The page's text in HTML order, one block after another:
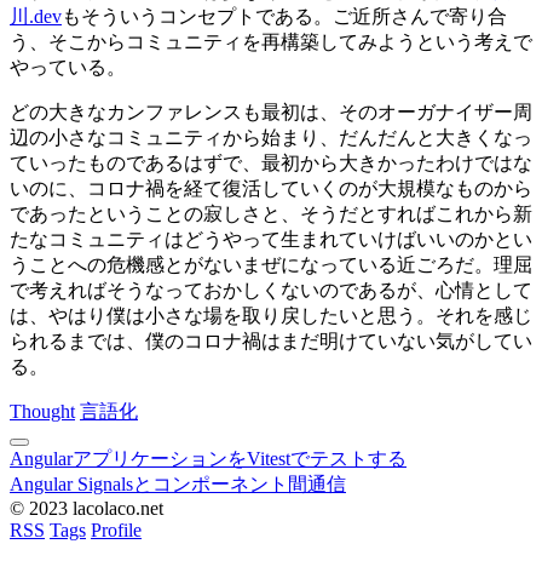
川.devもそういうコンセプトである。ご近所さんで寄り合
う、そこからコミュニティを再構築してみようという考えで
やっている。
どの大きなカンファレンスも最初は、そのオーガナイザー周
辺の小さなコミュニティから始まり、だんだんと大きくなっ
ていったものであるはずで、最初から大きかったわけではな
いのに、コロナ禍を経て復活していくのが大規模なものから
であったということの寂しさと、そうだとすればこれから新
たなコミュニティはどうやって生まれていけばいいのかとい
うことへの危機感とがないまぜになっている近ごろだ。理屈
で考えればそうなっておかしくないのであるが、心情として
は、やはり僕は小さな場を取り戻したいと思う。それを感じ
られるまでは、僕のコロナ禍はまだ明けていない気がしてい
る。
Thought 言語化
AngularアプリケーションをVitestでテストする
Angular Signalsとコンポーネント間通信
© 2023 lacolaco.net
RSS Tags Profile